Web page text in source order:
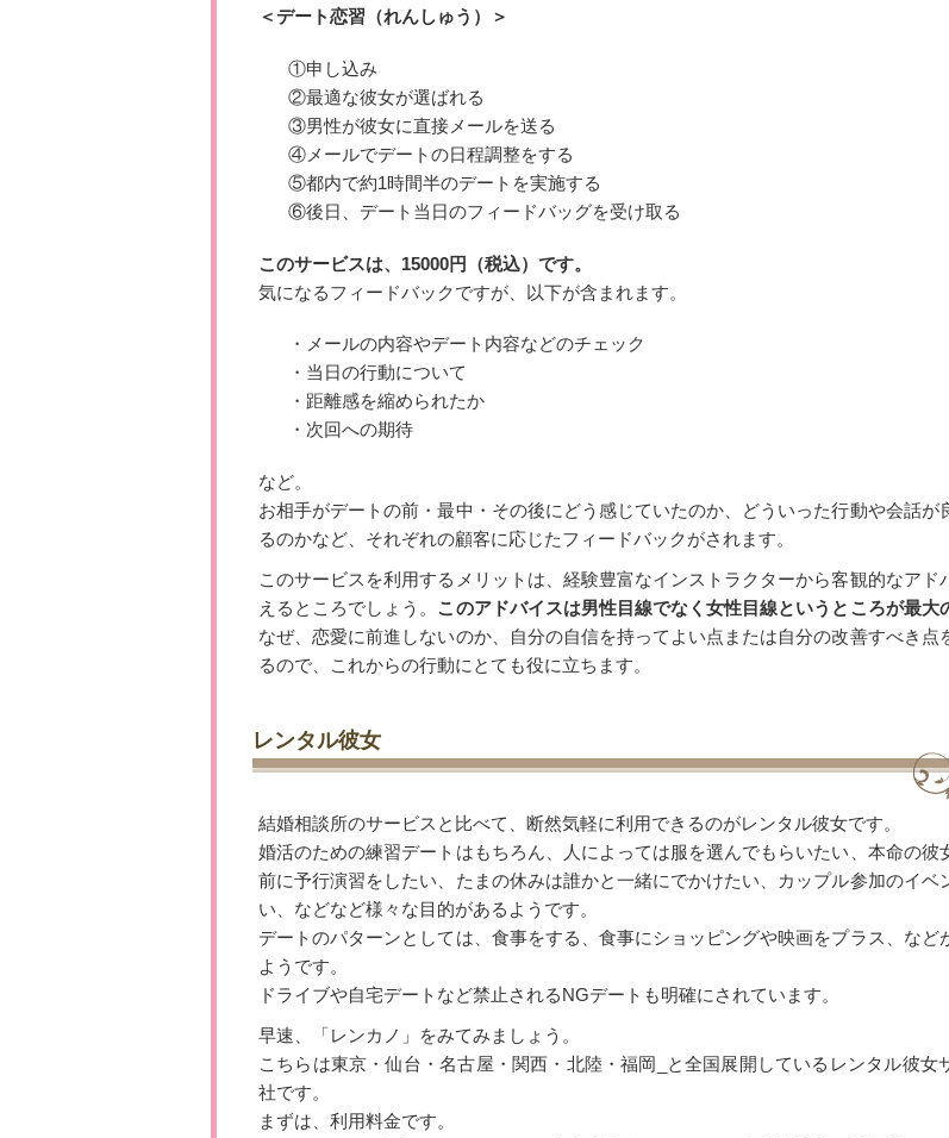
＜デート恋習（れんしゅう）＞
①申し込み
②最適な彼女が選ばれる
③男性が彼女に直接メールを送る
④メールでデートの日程調整をする
⑤都内で約1時間半のデートを実施する
⑥後日、デート当日のフィードバッグを受け取る
このサービスは、15000円（税込）です。
気になるフィードバックですが、以下が含まれます。
・メールの内容やデート内容などのチェック
・当日の行動について
・距離感を縮められたか
・次回への期待
など。
お相手がデートの前・最中・その後にどう感じていたのか、どういった行動や会話が
るのかなど、それぞれの顧客に応じたフィードバックがされます。
このサービスを利用するメリットは、経験豊富なインストラクターから客観的なアド
えるところでしょう。 このアドバイスは男性目線でなく女性目線というところが最大
なぜ、恋愛に前進しないのか、自分の自信を持ってよい点または自分の改善すべき点
るので、これからの行動にとても役に立ちます。
レンタル彼女
結婚相談所のサービスと比べて、断然気軽に利用できるのがレンタル彼女です。
婚活のための練習デートはもちろん、人によっては服を選んでもらいたい、本命の彼
前に予行演習をしたい、たまの休みは誰かと一緒にでかけたい、カップル参加のイベ
い、などなど様々な目的があるようです。
デートのパターンとしては、食事をする、食事にショッピングや映画をプラス、など
ようです。
ドライブや自宅デートなど禁止されるNGデートも明確にされています。
早速、「レンカノ」をみてみましょう。
こちらは東京・仙台・名古屋・関西・北陸・福岡_と全国展開しているレンタル彼女
社です。
まずは、利用料金です。